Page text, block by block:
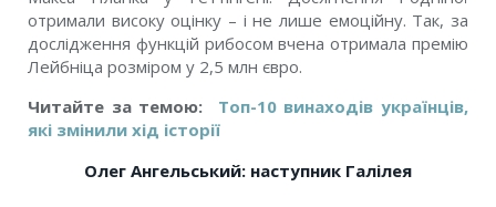
отримали високу оцінку – і не лише емоційну. Так, за
дослідження функцій рибосом вчена отримала премію
Лейбніца розміром у 2,5 млн євро.
Читайте за темою: Топ-10 винаходів українців,
які змінили хід історії
Олег Ангельський: наступник Галілея